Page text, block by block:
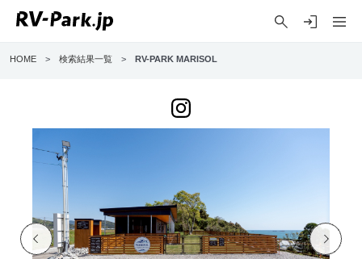
HOME > 検索結果一覧 > RV-PARK MARISOL